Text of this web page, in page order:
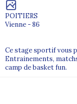
POITIERS
Vienne - 86
Ce stage sportif vous
Entrainements,
camp de basket fun.